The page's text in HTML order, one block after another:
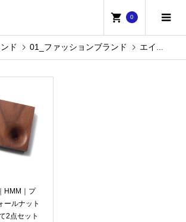
0
ド 01_ファッションブランド エイチエムエム
HMM｜プ
ールナット
2点セット